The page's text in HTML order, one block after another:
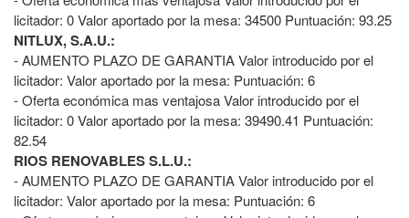
licitador: 0 Valor aportado por la mesa: 34500 Puntuación: 93.25
NITLUX, S.A.U.:
- AUMENTO PLAZO DE GARANTIA Valor introducido por el
licitador: Valor aportado por la mesa: Puntuación: 6
- Oferta económica mas ventajosa Valor introducido por el
licitador: 0 Valor aportado por la mesa: 39490.41 Puntuación:
82.54
RIOS RENOVABLES S.L.U.:
- AUMENTO PLAZO DE GARANTIA Valor introducido por el
licitador: Valor aportado por la mesa: Puntuación: 6